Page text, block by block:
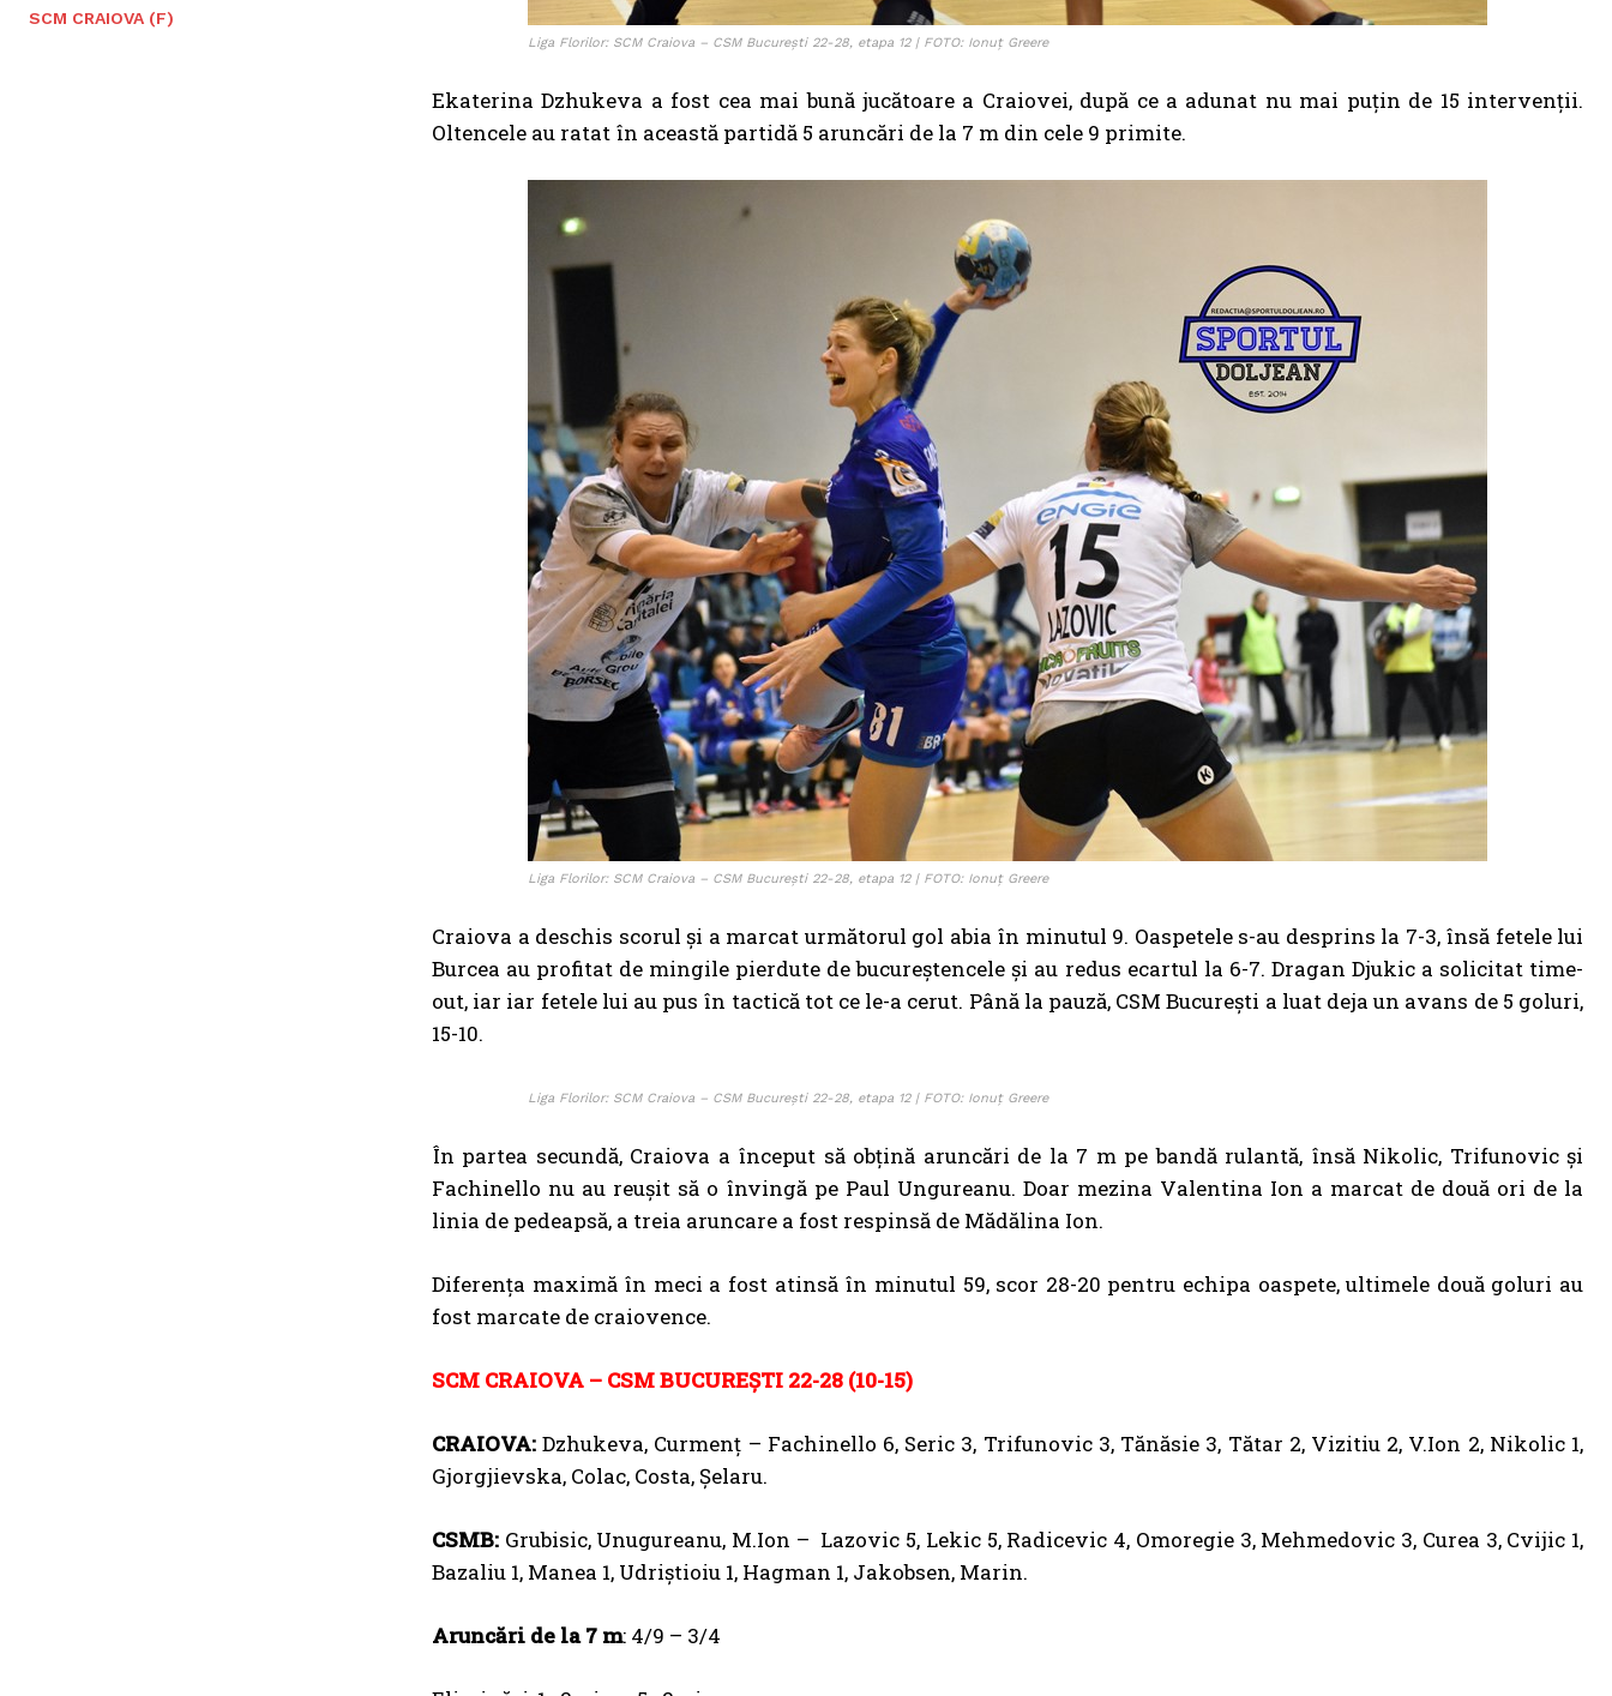
SCM CRAIOVA (F)
Liga Florilor: SCM Craiova – CSM București 22-28, etapa 12 | FOTO: Ionuț Greere
Ekaterina Dzhukeva a fost cea mai bună jucătoare a Craiovei, după ce a adunat nu mai puţin de 15 intervenţii.
Oltencele au ratat în această partidă 5 aruncări de la 7 m din cele 9 primite.
Liga Florilor: SCM Craiova – CSM București 22-28, etapa 12 | FOTO: Ionuț Greere
Craiova a deschis scorul și a marcat următorul gol abia în minutul 9. Oaspetele s-au desprins la 7-3, însă fetele lui
Burcea au profitat de mingile pierdute de bucureștencele și au redus ecartul la 6-7. Dragan Djukic a solicitat time-
out, iar iar fetele lui au pus în tactică tot ce le-a cerut. Până la pauză, CSM București a luat deja un avans de 5 goluri,
15-10.
Liga Florilor: SCM Craiova – CSM București 22-28, etapa 12 | FOTO: Ionuț Greere
În partea secundă, Craiova a început să obțină aruncări de la 7 m pe bandă rulantă, însă Nikolic, Trifunovic și
Fachinello nu au reușit să o învingă pe Paul Ungureanu. Doar mezina Valentina Ion a marcat de două ori de la
linia de pedeapsă, a treia aruncare a fost respinsă de Mădălina Ion.
Diferenţa maximă în meci a fost atinsă în minutul 59, scor 28-20 pentru echipa oaspete, ultimele două goluri au
fost marcate de craiovence.
SCM CRAIOVA – CSM BUCUREȘTI 22-28 (10-15)
CRAIOVA: Dzhukeva, Curmenț – Fachinello 6, Seric 3, Trifunovic 3, Tănăsie 3, Tătar 2, Vizitiu 2, V.Ion 2, Nikolic 1,
Gjorgjievska, Colac, Costa, Șelaru.
CSMB: Grubisic, Unugureanu, M.Ion – Lazovic 5, Lekic 5, Radicevic 4, Omoregie 3, Mehmedovic 3, Curea 3, Cvijic 1,
Bazaliu 1, Manea 1, Udriştioiu 1, Hagman 1, Jakobsen, Marin.
Aruncări de la 7 m: 4/9 – 3/4